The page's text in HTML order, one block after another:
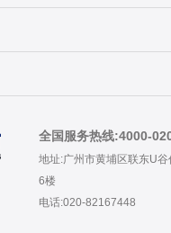
全国服务热线:4000-
地址:广州市黄埔区联东U
6楼
电话:020-82167448